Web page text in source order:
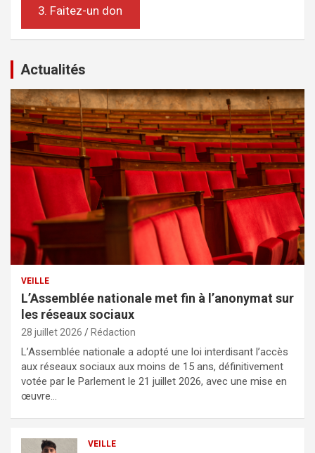
3. Faitez-un don
Actualités
VEILLE
L’Assemblée nationale met fin à l’anonymat sur
les réseaux sociaux
28 juillet 2026 Rédaction
L’Assemblée nationale a adopté une loi interdisant l’accès
aux réseaux sociaux aux moins de 15 ans, définitivement
votée par le Parlement le 21 juillet 2026, avec une mise en
œuvre…
VEILLE